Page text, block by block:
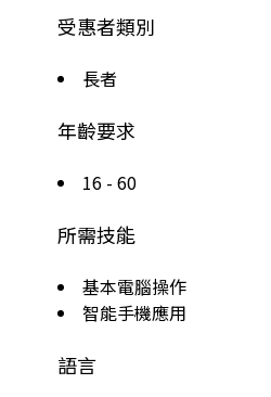
受惠者類別
長者
年齡要求
16 - 60
所需技能
基本電腦操作
智能手機應用
語言